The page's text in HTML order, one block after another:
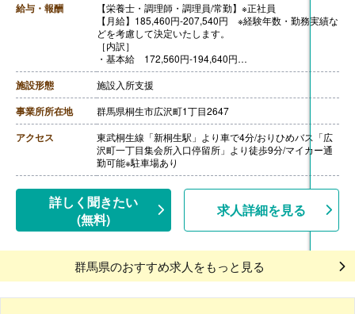
給与・報酬
【栄養士・調理師・調理員/常勤】※正社員
【月給】185,460円-207,540円 ※経験年数・勤務実績な
どを考慮して決定いたします。
［内訳］
・基本給 172,560円-194,640円
・処遇改善手当 12,900円
［その他手当］
・業務手当 3,000円 ※調理師のみ
・早出手当 600円/日
・扶養手当
・時間外手当
【賞与】年2回（計4.10ヶ月分）※前年度実績
【通勤手当】あり（上限24,400円/月）
【昇給】あり（1月あたり1,000円-4,000円）※前年度実
【退職金】あり※勤続1年以上、退職金共済加入
施設形態 施設入所支援
事業所所在地 群馬県桐生市広沢町1丁目2647
アクセス
東武桐生線「新桐生駅」より車で4分/おりひめバス「広
沢町一丁目集会所入口停留所」より徒歩9分/マイカー通
勤可能※駐車場あり
詳しく聞きたい
(無料)
求人詳細を見る
群馬県のおすすめ求人をもっと見る